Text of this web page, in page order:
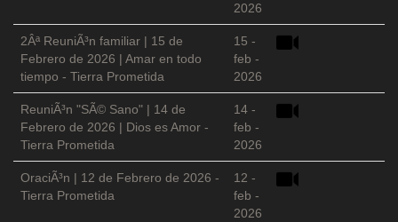
2026
2Âª ReuniÃ³n familiar | 15 de
Febrero de 2026 | Amar en todo
tiempo - Tierra Prometida
15 -
feb -
2026
ReuniÃ³n "SÃ© Sano" | 14 de
Febrero de 2026 | Dios es Amor -
Tierra Prometida
14 -
feb -
2026
OraciÃ³n | 12 de Febrero de 2026 -
Tierra Prometida
12 -
feb -
2026